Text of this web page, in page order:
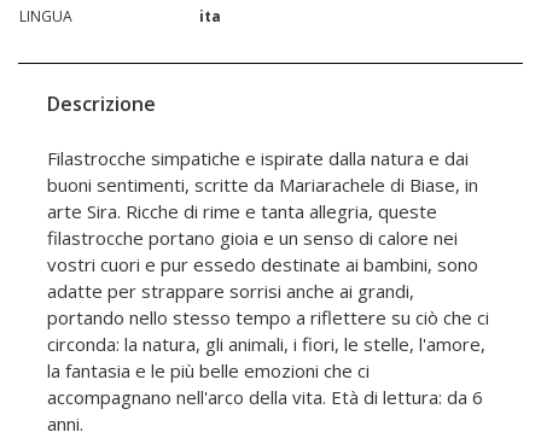
LINGUA
ita
Descrizione
Filastrocche simpatiche e ispirate dalla natura e dai
buoni sentimenti, scritte da Mariarachele di Biase, in
arte Sira. Ricche di rime e tanta allegria, queste
filastrocche portano gioia e un senso di calore nei
vostri cuori e pur essedo destinate ai bambini, sono
adatte per strappare sorrisi anche ai grandi,
portando nello stesso tempo a riflettere su ciò che ci
circonda: la natura, gli animali, i fiori, le stelle, l'amore,
la fantasia e le più belle emozioni che ci
accompagnano nell'arco della vita. Età di lettura: da 6
anni.